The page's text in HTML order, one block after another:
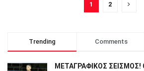
1 2
Trending Comments
ΜΕΤΑΓΡΑΦΙΚΟΣ ΣΕΙΣΜΟΣ!